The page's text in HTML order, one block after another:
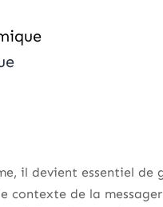
il devient essentiel de
contexte de la